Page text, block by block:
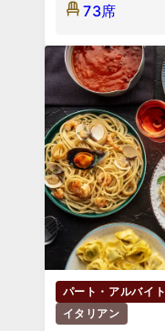
73席
パート・アルバイト
イタリアン